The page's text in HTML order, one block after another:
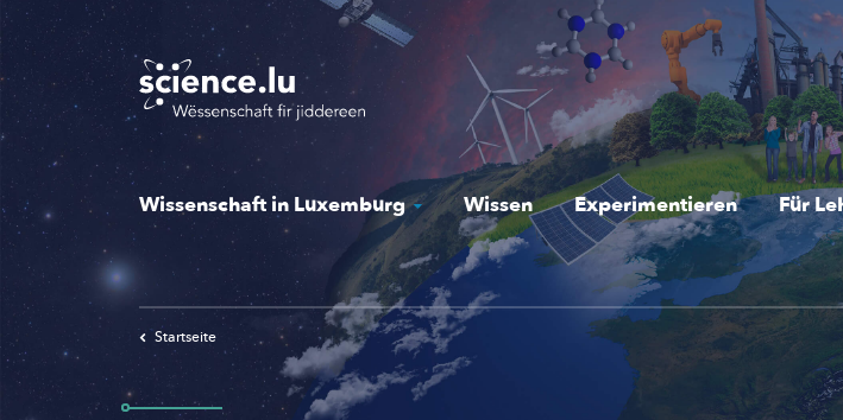
Skip
to
main
content
Wissenschaft in Luxemburg Wissen Experimentieren Für
Startseite